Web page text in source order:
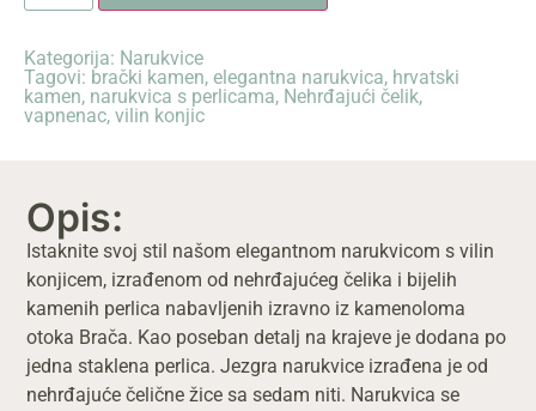
Kategorija: Narukvice
Tagovi: brački kamen, elegantna narukvica, hrvatski
kamen, narukvica s perlicama, Nehrđajući čelik,
vapnenac, vilin konjic
Opis:
Istaknite svoj stil našom elegantnom narukvicom s vilin
konjicem, izrađenom od nehrđajućeg čelika i bijelih
kamenih perlica nabavljenih izravno iz kamenoloma
otoka Brača. Kao poseban detalj na krajeve je dodana po
jedna staklena perlica. Jezgra narukvice izrađena je od
nehrđajuće čelične žice sa sedam niti. Narukvica se